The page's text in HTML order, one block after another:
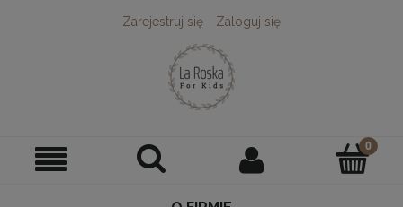
Zarejestruj się Zaloguj się